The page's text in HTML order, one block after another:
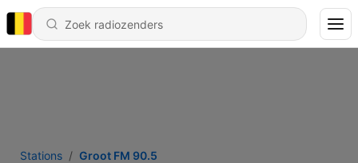
Stations Groot FM 90.5